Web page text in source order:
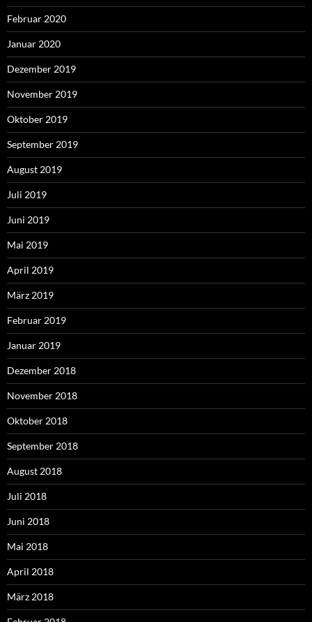
Februar 2020
Januar 2020
Dezember 2019
November 2019
Oktober 2019
September 2019
August 2019
Juli 2019
Juni 2019
Mai 2019
April 2019
März 2019
Februar 2019
Januar 2019
Dezember 2018
November 2018
Oktober 2018
September 2018
August 2018
Juli 2018
Juni 2018
Mai 2018
April 2018
März 2018